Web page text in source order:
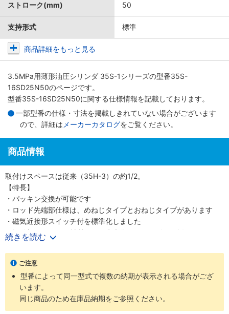
ストローク(mm) 50
支持形式 標準
商品詳細をもっと見る
3.5MPa用薄形油圧シリンダ 35S-1シリーズの型番35S-
16SD25N50のページです。
型番35S-16SD25N50に関する仕様情報を記載しております。
一部型番の仕様・寸法を掲載しきれていない場合がございます
ので、詳細は メーカーカタログをご覧ください。
商品情報
取付けスペースは従来（35H-3）の約1/2。
【特長】
・パッキン交換が可能です
・ロッド先端部仕様は、めねじタイプとおねじタイプがあります
・磁気近接形スイッチ付を標準化しました
・摺動部のパッキン材質には、水素化ニトリルゴムを採用しました
・ピストンパッキンは、角リングを採用しました
続きを読む
ご注意
型番によって同一型式で複数の納期が表示される場合がござ
います。
同じ商品のため在庫品納期をご参照ください。